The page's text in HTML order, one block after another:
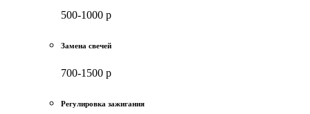
500-1000 р
Замена свечей
700-1500 р
Регулировка зажигания